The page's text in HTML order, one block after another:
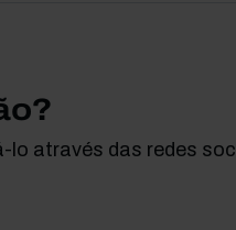
através das redes